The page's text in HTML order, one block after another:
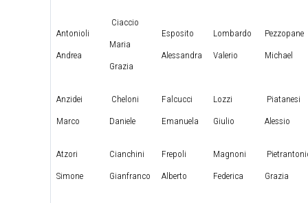
Antonioli
Andrea
Ciaccio
Maria
Grazia
Esposito
Alessandra
Lombardo
Valerio
Pezzopane
Michael
Anzidei
Marco
Cheloni
Daniele
Falcucci
Emanuela
Lozzi
Giulio
Piatanesi
Alessio
Atzori
Simone
Cianchini
Gianfranco
Frepoli
Alberto
Magnoni
Federica Grazia